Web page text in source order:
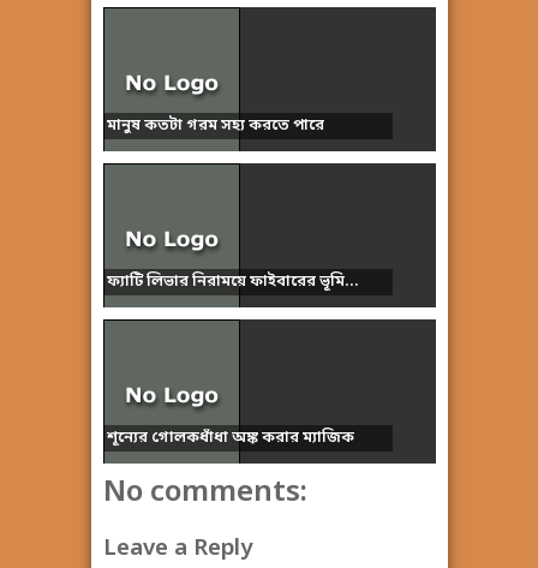
মানুষ কতটা গরম সহ্য করতে পারে
ফ্যাটি লিভার নিরাময়ে ফাইবারের ভূমি...
শূন্যের গোলকধাঁধা অঙ্ক করার ম্যাজিক
No comments:
Leave a Reply